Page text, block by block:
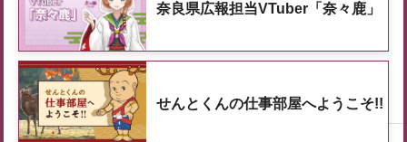
奈良県広報担当VTuber「奈々鹿」
せんとくんの仕事部屋へようこそ!!